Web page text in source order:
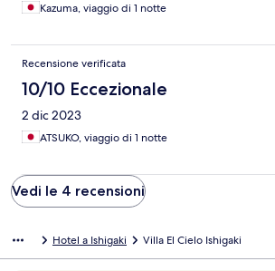
Kazuma, viaggio di 1 notte
Recensione verificata
10/10 Eccezionale
2 dic 2023
ATSUKO, viaggio di 1 notte
Vedi le 4 recensioni
Hotel a Ishigaki Villa El Cielo Ishigaki